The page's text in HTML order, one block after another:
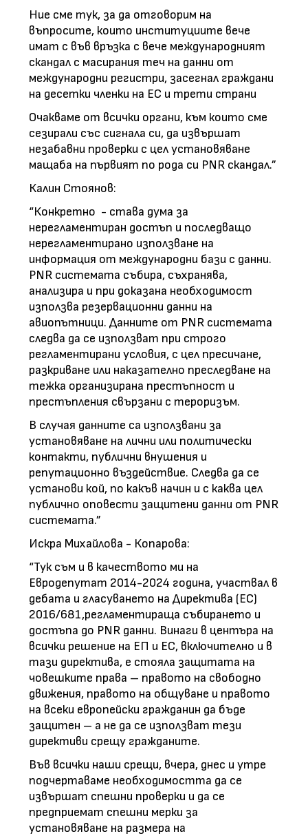
Ние сме тук, за да отговорим на
въпросите, които институциите вече
имат с във връзка с вече международният
скандал с масирания теч на данни от
международни регистри, засегнал граждани
на десетки членки на ЕС и трети страни
Очакваме от всички органи, към които сме
сезирали със сигнала си, да извършат
незабавни проверки с цел установяване
мащаба на първият по рода си PNR скандал.”
Калин Стоянов:
“Конкретно - става дума за
нерегламентиран достъп и последващо
нерегламентирано използване на
информация от международни бази с данни.
PNR системата събира, съхранява,
анализира и при доказана необходимост
използва резервационни данни на
авиопътници. Данните от PNR системата
следва да се използват при строго
регламентирани условия, с цел пресичане,
разкриване или наказателно преследване на
тежка организирана престъпност и
престъпления свързани с тероризъм.
В случая данните са използвани за
установяване на лични или политически
контакти, публични внушения и
репутационно въздействие. Следва да се
установи кой, по какъв начин и с каква цел
публично оповести защитени данни от PNR
системата.”
Искра Михайлова - Копарова:
“Тук съм и в качеството ми на
Евродепутат 2014-2024 година, участвал в
дебата и гласуването на Директива (ЕС)
2016/681,регламентираща събирането и
достъпа до PNR данни. Винаги в центъра на
всички решение на ЕП и ЕС, включително и в
тази директива, е стояла защитата на
човешките права – правото на свободно
движения, правото на общуване и правото
на всеки европейски гражданин да бъде
защитен – а не да се използват тези
директиви срещу гражданите.
Във всички наши срещи, вчера, днес и утре
подчертаваме необходимостта да се
извършат спешни проверки и да се
предприемат спешни мерки за
установяване на размера на